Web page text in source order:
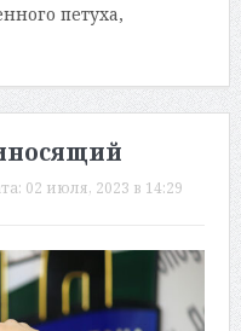
петуха,
02 июля, 2023 в 14:29